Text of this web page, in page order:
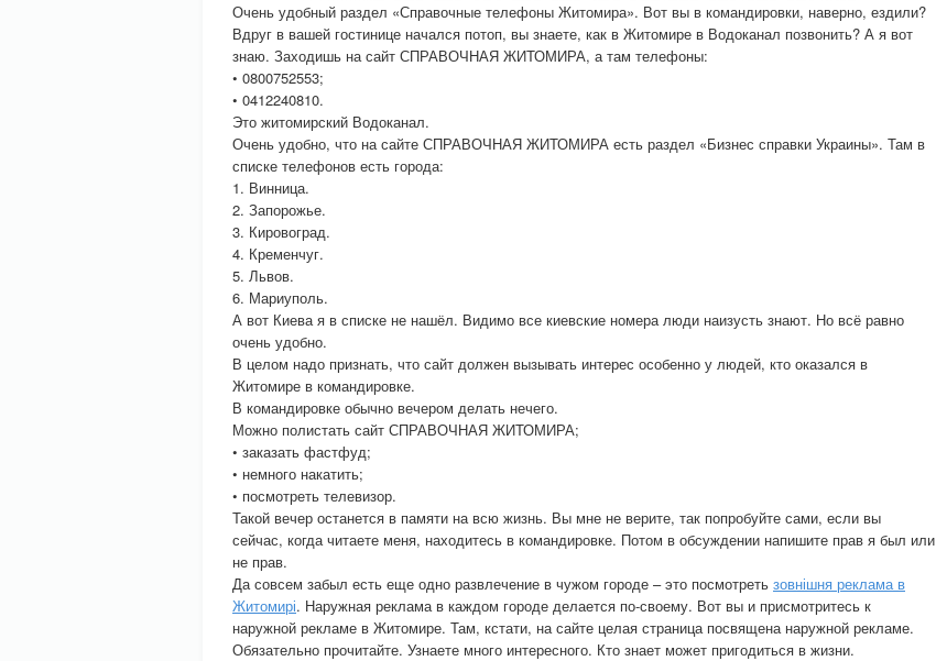
Очень удобный раздел «Справочные телефоны Житомира». Вот вы в командировки, наверно, ездили?
Вдруг в вашей гостинице начался потоп, вы знаете, как в Житомире в Водоканал позвонить? А я вот
знаю. Заходишь на сайт СПРАВОЧНАЯ ЖИТОМИРА, а там телефоны:
• 0800752553;
• 0412240810.
Это житомирский Водоканал.
Очень удобно, что на сайте СПРАВОЧНАЯ ЖИТОМИРА есть раздел «Бизнес справки Украины». Там в
списке телефонов есть города:
1. Винница.
2. Запорожье.
3. Кировоград.
4. Кременчуг.
5. Львов.
6. Мариуполь.
А вот Киева я в списке не нашёл. Видимо все киевские номера люди наизусть знают. Но всё равно
очень удобно.
В целом надо признать, что сайт должен вызывать интерес особенно у людей, кто оказался в
Житомире в командировке.
В командировке обычно вечером делать нечего.
Можно полистать сайт СПРАВОЧНАЯ ЖИТОМИРА;
• заказать фастфуд;
• немного накатить;
• посмотреть телевизор.
Такой вечер останется в памяти на всю жизнь. Вы мне не верите, так попробуйте сами, если вы
сейчас, когда читаете меня, находитесь в командировке. Потом в обсуждении напишите прав я был или
не прав.
Да совсем забыл есть еще одно развлечение в чужом городе – это посмотреть зовнішня реклама в
Житомирі. Наружная реклама в каждом городе делается по-своему. Вот вы и присмотритесь к
наружной рекламе в Житомире. Там, кстати, на сайте целая страница посвящена наружной рекламе.
Обязательно прочитайте. Узнаете много интересного. Кто знает может пригодиться в жизни.